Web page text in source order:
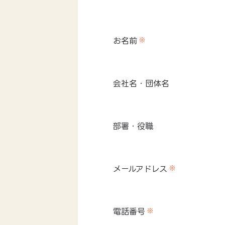
お名前 ※
会社名・団体名
部署・役職
メールアドレス ※
電話番号 ※